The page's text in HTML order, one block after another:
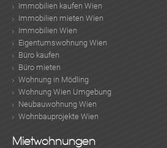
Immobilien kaufen Wien
Immobilien mieten Wien
Immobilien Wien
Eigentumswohnung Wien
Büro kaufen
Büro mieten
Wohnung in Mödling
Wohnung Wien Umgebung
Neubauwohnung Wien
Wohnbauprojekte Wien
Mietwohnungen